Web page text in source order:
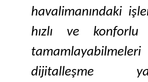
havalimanındaki
hızlı ve
dijitalleşme